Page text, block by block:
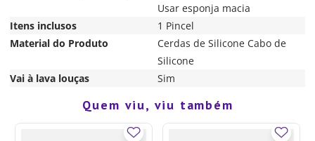
Usar esponja macia
Itens inclusos
1 Pincel
Material do Produto
Cerdas de Silicone Cabo de
Silicone
Vai à lava louças
Sim
Quem viu, viu também